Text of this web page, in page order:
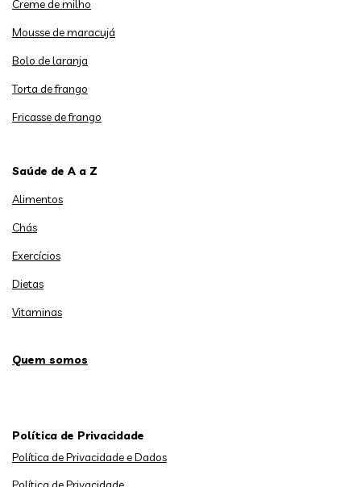
Creme de milho
Mousse de maracujá
Bolo de laranja
Torta de frango
Fricasse de frango
Saúde de A a Z
Alimentos
Chás
Exercícios
Dietas
Vitaminas
Quem somos
Política de Privacidade
Política de Privacidade e Dados